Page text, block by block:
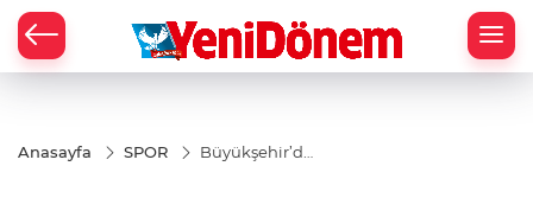
Anasayfa SPOR
Büyükşehir’de